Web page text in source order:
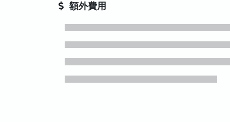
額外費用